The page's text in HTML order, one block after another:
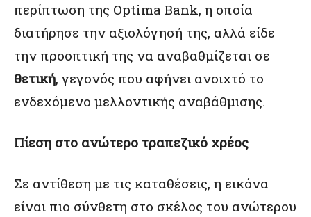
περίπτωση της Optima Bank, η οποία
διατήρησε την αξιολόγησή της, αλλά είδε
την προοπτική της να αναβαθμίζεται σε
θετική, γεγονός που αφήνει ανοιχτό το
ενδεχόμενο μελλοντικής αναβάθμισης.
Πίεση στο ανώτερο τραπεζικό χρέος
Σε αντίθεση με τις καταθέσεις, η εικόνα
είναι πιο σύνθετη στο σκέλος του ανώτερου